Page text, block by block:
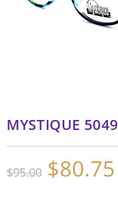
MYSTIQUE 5049
$95.00
El
precio
original
$80.75